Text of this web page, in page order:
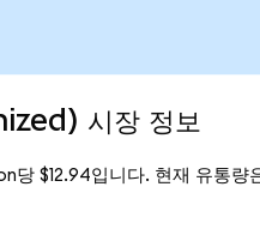
시장 정보
당 $12.94입니다. 현재 유통